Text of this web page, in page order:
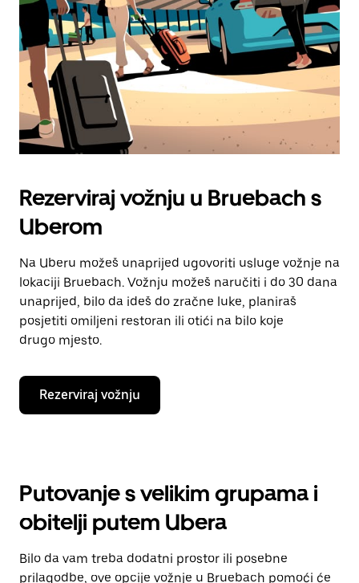
kalendara.
Rezerviraj vožnju u Bruebach s
Uberom
Na Uberu možeš unaprijed ugovoriti usluge vožnje na
lokaciji Bruebach. Vožnju možeš naručiti i do 30 dana
unaprijed, bilo da ideš do zračne luke, planiraš
posjetiti omiljeni restoran ili otići na bilo koje
drugo mjesto.
Rezerviraj vožnju
Putovanje s velikim grupama i
obitelji putem Ubera
Bilo da vam treba dodatni prostor ili posebne
prilagodbe, ove opcije vožnje u Bruebach pomoći će